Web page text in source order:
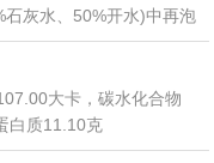
灰水、50%开水)中再泡
大卡，碳水化合物
白质11.10克